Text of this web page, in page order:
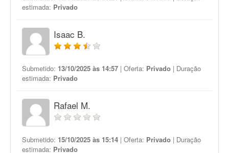
estimada: Privado
Isaac B.
Submetido: 13/10/2025 às 14:57 | Oferta: Privado | Duração
estimada: Privado
Rafael M.
Submetido: 15/10/2025 às 15:14 | Oferta: Privado | Duração
estimada: Privado